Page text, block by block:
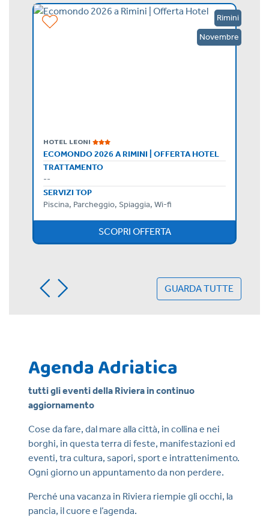
Rimini
Novembre
HOTEL LEONI
ECOMONDO 2026 A RIMINI | OFFERTA HOTEL
TRATTAMENTO
--
SERVIZI TOP
Piscina, Parcheggio, Spiaggia, Wi-fi
SCOPRI OFFERTA
GUARDA TUTTE
Agenda Adriatica
tutti gli eventi della Riviera in continuo
aggiornamento
Cose da fare, dal mare alla città, in collina e nei
borghi, in questa terra di feste, manifestazioni ed
eventi, tra cultura, sapori, sport e intrattenimento.
Ogni giorno un appuntamento da non perdere.
Perché una vacanza in Riviera riempie gli occhi, la
pancia, il cuore e l’agenda.